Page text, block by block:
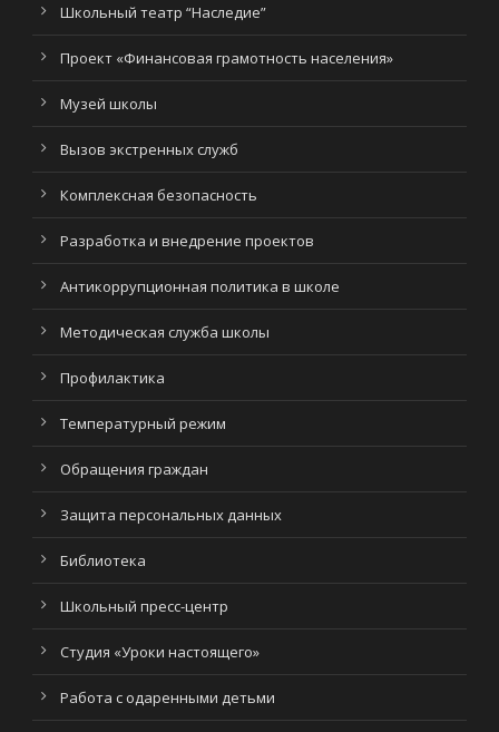
Школьный театр “Наследие”
Проект «Финансовая грамотность населения»
Музей школы
Вызов экстренных служб
Комплексная безопасность
Разработка и внедрение проектов
Антикоррупционная политика в школе
Методическая служба школы
Профилактика
Температурный режим
Обращения граждан
Защита персональных данных
Библиотека
Школьный пресс-центр
Студия «Уроки настоящего»
Работа с одаренными детьми